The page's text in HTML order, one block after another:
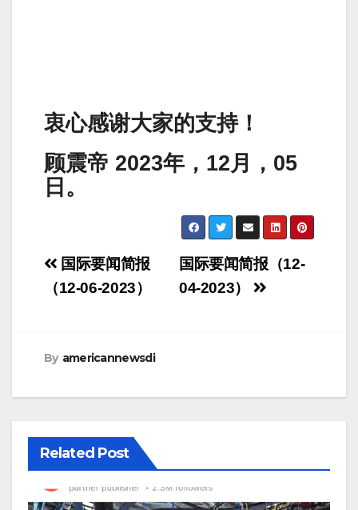
衷心感谢大家的支持！
顾震帝 2023年，12月，05
日。
Post
navigation
国际要闻简报（12-
04-2023）
国际要闻简报
（12-06-2023）
By americannewsdi
Related Post